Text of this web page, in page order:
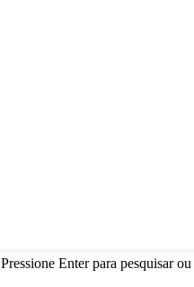
Pressione Enter para pesquisar